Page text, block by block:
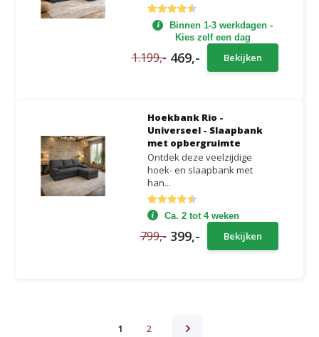
Binnen 1-3 werkdagen -
Kies zelf een dag
1.199,- 469,- Bekijken
Hoekbank Rio -
Universeel - Slaapbank
met opbergruimte
Ontdek deze veelzijdige
hoek- en slaapbank met
han...
Ca. 2 tot 4 weken
799,- 399,- Bekijken
1 2